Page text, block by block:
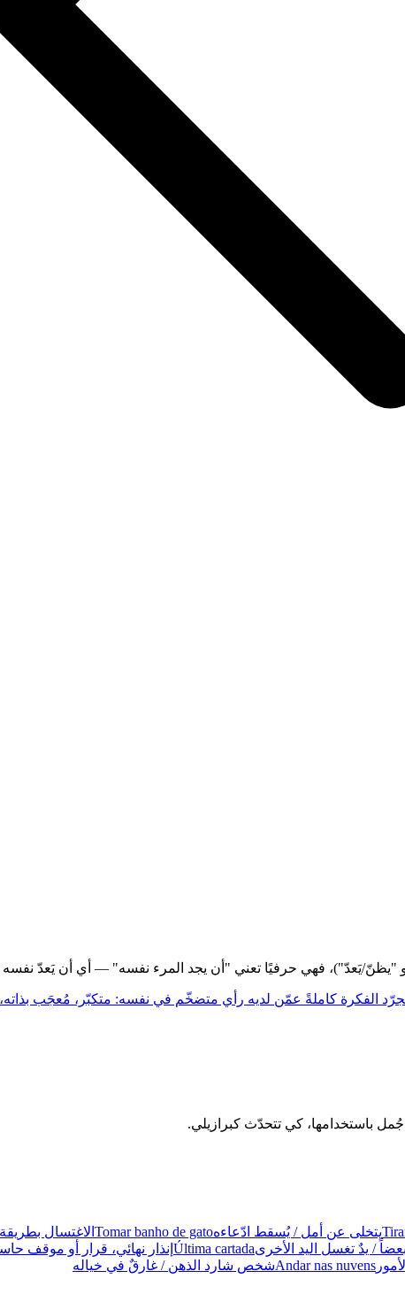
"يظنّ/يَعدّ")، فهي حرفيًا تعني "أن يجد المرء نفسه" — أي أن يَعدّ نفسه
الفكرة كاملةً عمّن لديه رأي متضخّم في نفسه: متكبّر، مُعجَب بذاته،
يتخلى عن أمل / يُسقط ادّعاءهTomar banho de gato الاغتسال
/ يدٌ تغسل اليد الأخرىÚltima cartada إنذار نهائي، قرار أو موقف
Andar nas nuvensشخص شارد الذهن / غارقٌ في خياله